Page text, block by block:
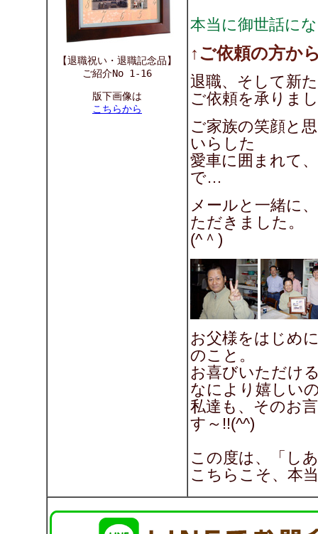
【退職祝い・退職記念品】
ご紹介No 1-16
版下画像は
こちらから
本当に御世話に
↑ご依頼の方か
退職、そして新
ご依頼を承りま
ご家族の笑顔と
いらした
愛車に囲まれて
で…
メールと一緒に
ただきました。
(^＾)
お父様をはじめ
のこと。
お喜びいただけ
なにより嬉しい
私達も、そのお
す～!!(^^)
この度は、「し
こちらこそ、本